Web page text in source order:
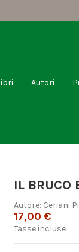
Autori
IL BRUCO
Autore: Ceriani
17,00 €
Tasse incluse